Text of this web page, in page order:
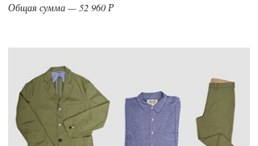
Общая сумма — 52 960 Р